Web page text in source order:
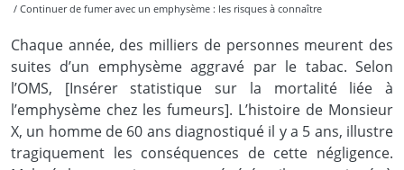
/ Continuer de fumer avec un emphysème : les risques à connaître
Chaque année, des milliers de personnes meurent des
suites d’un emphysème aggravé par le tabac. Selon
l’OMS, [Insérer statistique sur la mortalité liée à
l’emphysème chez les fumeurs]. L’histoire de Monsieur
X, un homme de 60 ans diagnostiqué il y a 5 ans, illustre
tragiquement les conséquences de cette négligence.